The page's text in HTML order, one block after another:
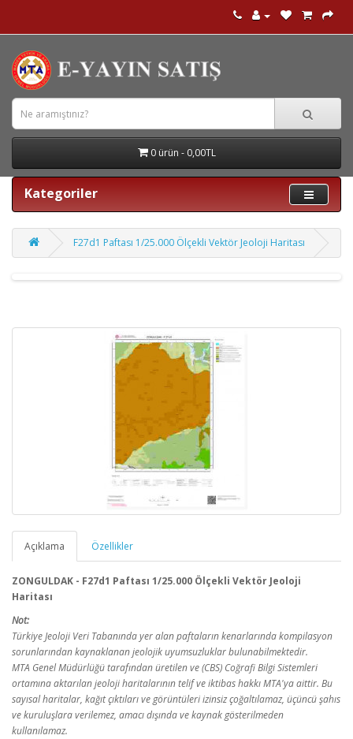
0 ürün - 0,00TL
Kategoriler
F27d1 Paftası 1/25.000 Ölçekli Vektör Jeoloji Haritası
Açıklama Özellikler
ZONGULDAK - F27d1 Paftası 1/25.000 Ölçekli Vektör Jeoloji
Haritası
Not:
Türkiye Jeoloji Veri Tabanında yer alan paftaların kenarlarında kompilasyon
sorunlarından kaynaklanan jeolojik uyumsuzluklar bulunabilmektedir.
MTA Genel Müdürlüğü tarafından üretilen ve (CBS) Coğrafi Bilgi Sistemleri
ortamına aktarılan jeoloji haritalarının telif ve iktibas hakkı MTA'ya aittir. Bu
sayısal haritalar, kağıt çıktıları ve görüntüleri izinsiz çoğaltılamaz, üçüncü şahıs
ve kuruluşlara verilemez, amacı dışında ve kaynak gösterilmeden
kullanılamaz.